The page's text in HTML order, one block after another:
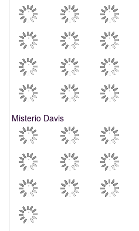
Misterio Davis